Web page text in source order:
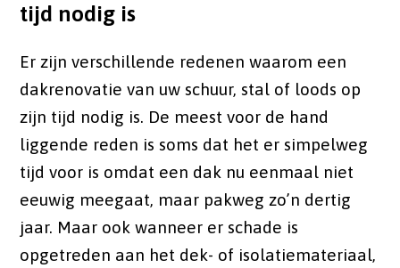
tijd nodig is
Er zijn verschillende redenen waarom een
dakrenovatie van uw schuur, stal of loods op
zijn tijd nodig is. De meest voor de hand
liggende reden is soms dat het er simpelweg
tijd voor is omdat een dak nu eenmaal niet
eeuwig meegaat, maar pakweg zo’n dertig
jaar. Maar ook wanneer er schade is
opgetreden aan het dek- of isolatiemateriaal,